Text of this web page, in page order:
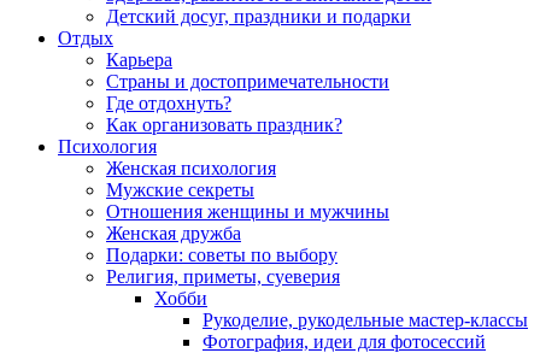
Детский досуг, праздники и подарки
Отдых
Карьера
Страны и достопримечательности
Где отдохнуть?
Как организовать праздник?
Психология
Женская психология
Мужские секреты
Отношения женщины и мужчины
Женская дружба
Подарки: советы по выбору
Религия, приметы, суеверия
Хобби
Рукоделие, рукодельные мастер-классы
Фотография, идеи для фотосессий